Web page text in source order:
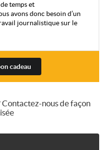
temps et
avons donc besoin d’un
journalistique sur le
cadeau
Contactez-nous de façon